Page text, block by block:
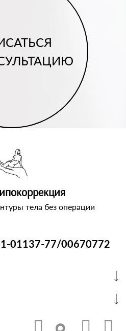
тела без операции
77/00670772